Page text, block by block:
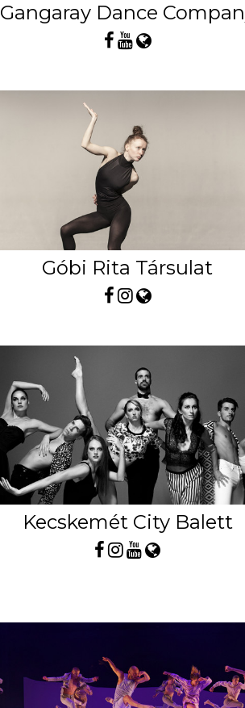
Gangaray Dance
Góbi Rita Társulat
Kecskemét City Balett